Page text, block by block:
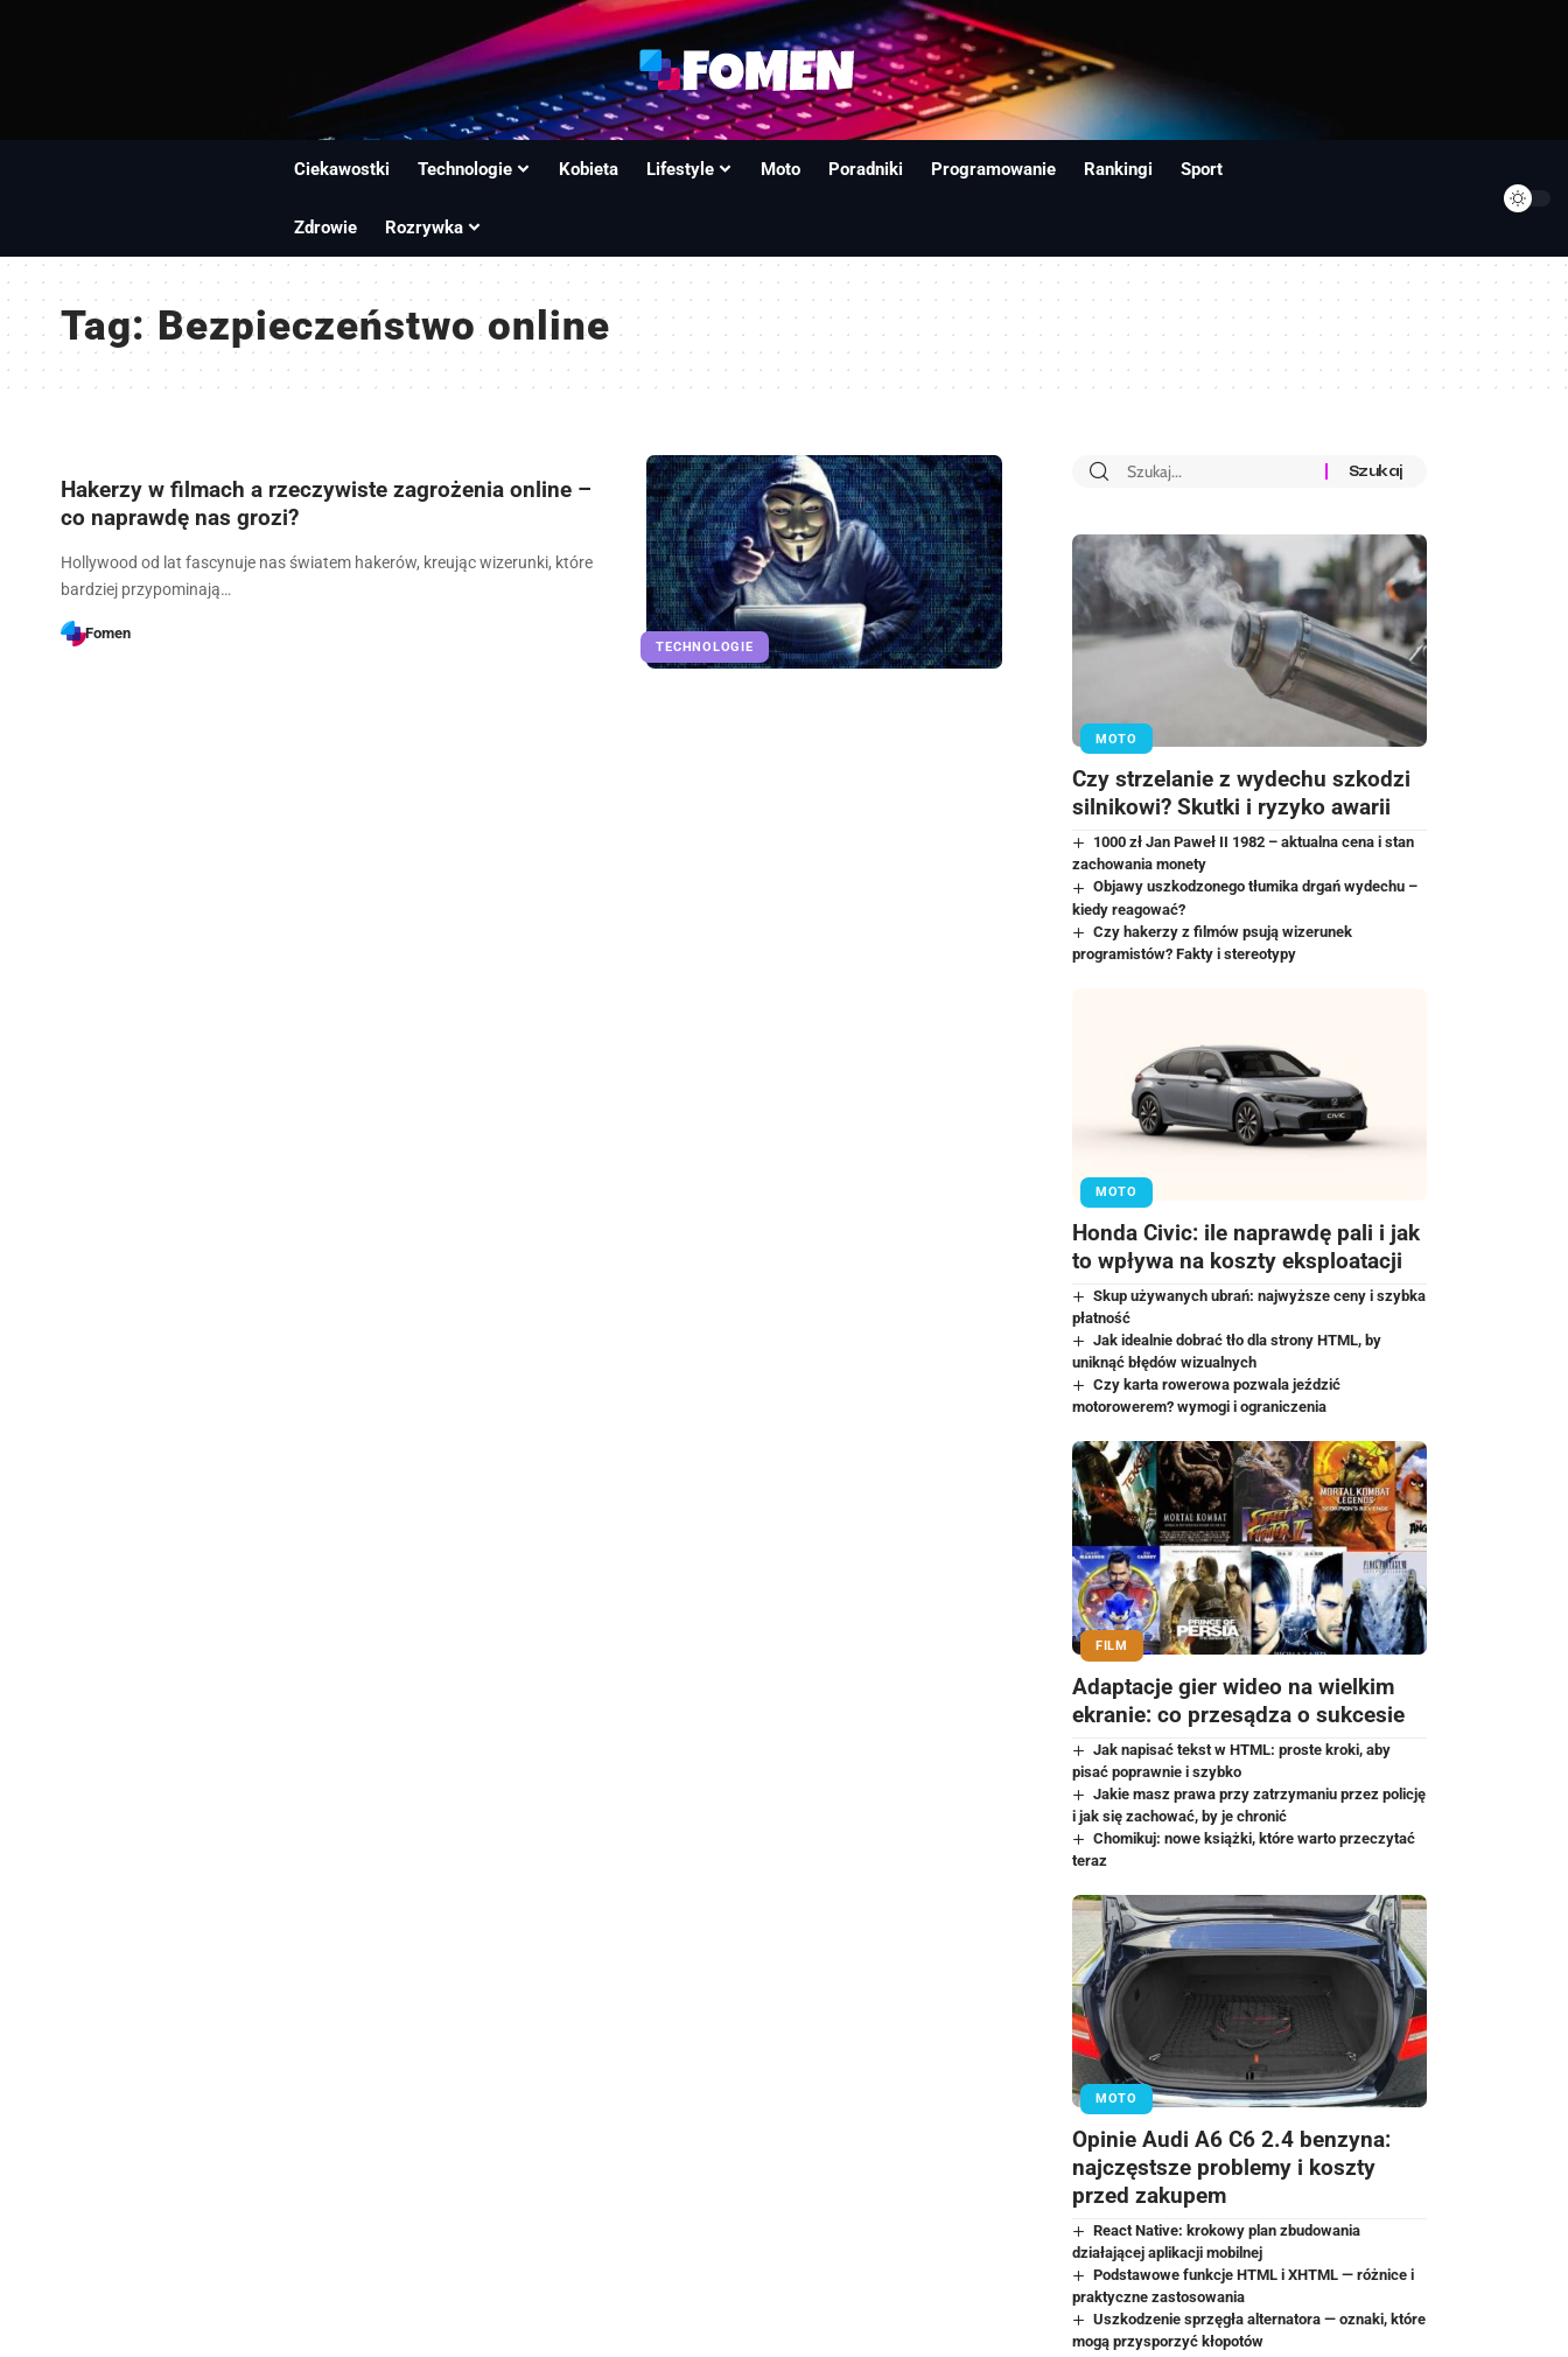
Ciekawostki Technologie Kobieta Lifestyle Moto Poradniki Programowanie Rankingi Sport
Zdrowie Rozrywka
Tag:Bezpieczeństwo online
TECHNOLOGIE
Hakerzy w filmach a rzeczywiste zagrożenia online –
co naprawdę nas grozi?
Hollywood od lat fascynuje nas światem hakerów, kreując wizerunki, które
bardziej przypominają…
Fomen
MOTO
Czy strzelanie z wydechu szkodzi
silnikowi? Skutki i ryzyko awarii
1000 zł Jan Paweł II 1982 – aktualna cena i stan
zachowania monety
Objawy uszkodzonego tłumika drgań wydechu –
kiedy reagować?
Czy hakerzy z filmów psują wizerunek
programistów? Fakty i stereotypy
MOTO
Honda Civic: ile naprawdę pali i jak
to wpływa na koszty eksploatacji
Skup używanych ubrań: najwyższe ceny i szybka
płatność
Jak idealnie dobrać tło dla strony HTML, by
uniknąć błędów wizualnych
Czy karta rowerowa pozwala jeździć
motorowerem? wymogi i ograniczenia
FILM
Adaptacje gier wideo na wielkim
ekranie: co przesądza o sukcesie
Jak napisać tekst w HTML: proste kroki, aby
pisać poprawnie i szybko
Jakie masz prawa przy zatrzymaniu przez policję
i jak się zachować, by je chronić
Chomikuj: nowe książki, które warto przeczytać
teraz
MOTO
Opinie Audi A6 C6 2.4 benzyna:
najczęstsze problemy i koszty
przed zakupem
React Native: krokowy plan zbudowania
działającej aplikacji mobilnej
Podstawowe funkcje HTML i XHTML — różnice i
praktyczne zastosowania
Uszkodzenie sprzęgła alternatora — oznaki, które
mogą przysporzyć kłopotów